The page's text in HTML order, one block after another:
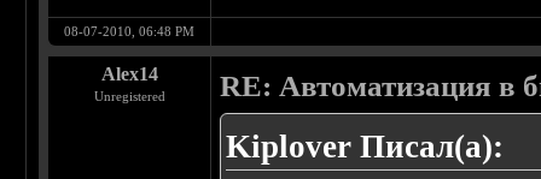
08-07-2010, 06:48 PM
Alex14
Unregistered RE: Автоматизация в
Kiplover Писал(а):